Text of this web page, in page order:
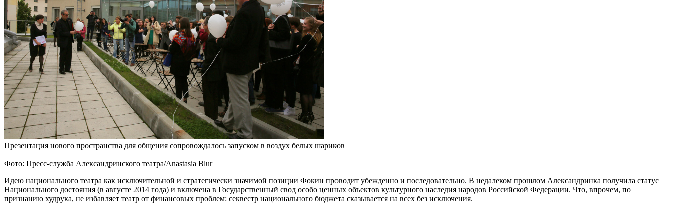
Презентация нового пространства для общения сопровождалось запуском в воздух белых шариков
Фото: Пресс-служба Александринского театра/Anastasia Blur
Идею национального театра как исключительной и стратегически значимой позиции Фокин проводит убежденно и последовательно. В недалеком прошлом Александринка получила статус
Национального достояния (в августе 2014 года) и включена в Государственный свод особо ценных объектов культурного наследия народов Российской Федерации. Что, впрочем, по
признанию худрука, не избавляет театр от финансовых проблем: секвестр национального бюджета сказывается на всех без исключения.